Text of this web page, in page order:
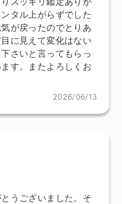
タル上がらずでした
が戻ったのでとりあ
に見えて変化はない
さいと言ってもらっ
す。またよろしくお
2026/06/13
うございました。そ